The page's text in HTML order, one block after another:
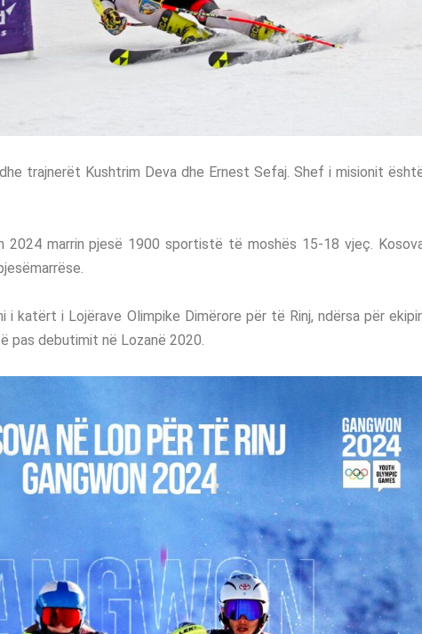
trajnerët Kushtrim Deva dhe Ernest Sefaj. Shef i misionit
2024 marrin pjesë 1900 sportistë të moshës 15-18 vjeç.
i katërt i Lojërave Olimpike Dimërore për të Rinj, ndërsa për
pas debutimit në Lozanë 2020.